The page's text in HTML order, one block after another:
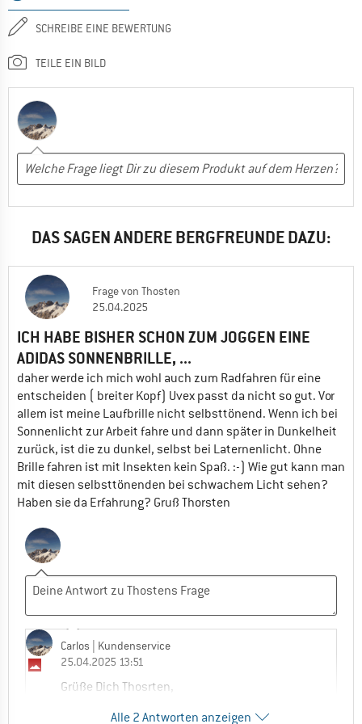
SCHREIBE EINE BEWERTUNG
TEILE EIN BILD
DAS SAGEN ANDERE BERGFREUNDE DAZU:
Fragevon Thosten
25.04.2025
ICH HABE BISHER SCHON ZUM JOGGEN EINE
ADIDAS SONNENBRILLE, ...
daher werde ich mich wohl auch zum Radfahren für eine
entscheiden ( breiter Kopf) Uvex passt da nicht so gut. Vor
allem ist meine Laufbrille nicht selbsttönend. Wenn ich bei
Sonnenlicht zur Arbeit fahre und dann später in Dunkelheit
zurück, ist die zu dunkel, selbst bei Laternenlicht. Ohne
Brille fahren ist mit Insekten kein Spaß. :-) Wie gut kann man
mit diesen selbsttönenden bei schwachem Licht sehen?
Haben sie da Erfahrung? Gruß Thorsten
Carlos | Kundenservice
25.04.2025 13:51
Grüße Dich Thosrten,
Alle 2 Antworten anzeigen